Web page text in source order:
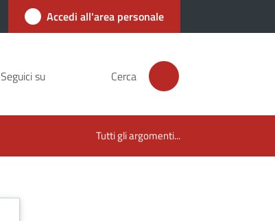
Accedi all'area personale
Seguici su Cerca
Tutti gli argomenti...